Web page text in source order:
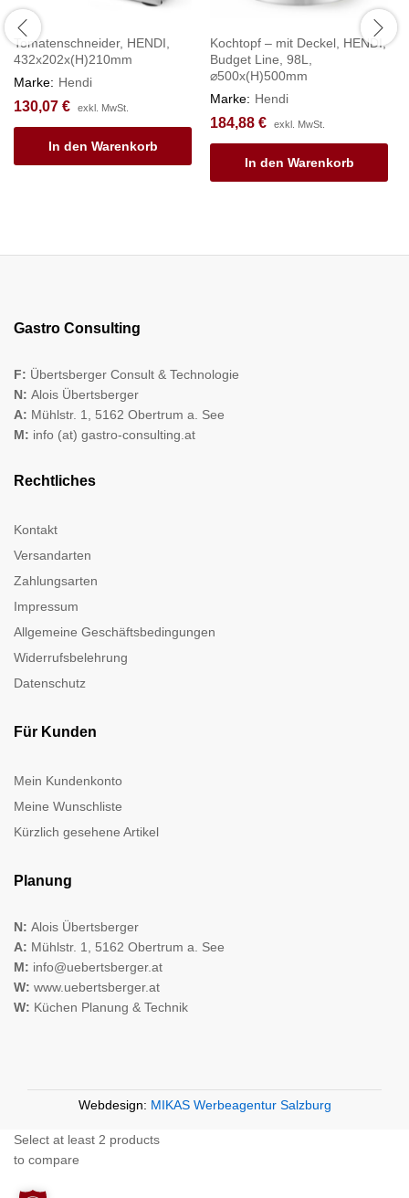
Tomatenschneider, HENDI,
432x202x(H)210mm
Marke: Hendi
130,07 € exkl. MwSt.
In den Warenkorb
Kochtopf – mit Deckel, HENDI,
Budget Line, 98L,
⌀500x(H)500mm
Marke: Hendi
184,88 € exkl. MwSt.
In den Warenkorb
Gastro Consulting
F: Übertsberger Consult & Technologie
N: Alois Übertsberger
A: Mühlstr. 1, 5162 Obertrum a. See
M: info (at) gastro-consulting.at
Rechtliches
Kontakt
Versandarten
Zahlungsarten
Impressum
Allgemeine Geschäftsbedingungen
Widerrufsbelehrung
Datenschutz
Für Kunden
Mein Kundenkonto
Meine Wunschliste
Kürzlich gesehene Artikel
Planung
N: Alois Übertsberger
A: Mühlstr. 1, 5162 Obertrum a. See
M: info@uebertsberger.at
W: www.uebertsberger.at
W: Küchen Planung & Technik
Webdesign: MIKAS Werbeagentur Salzburg
Select at least 2 products
to compare